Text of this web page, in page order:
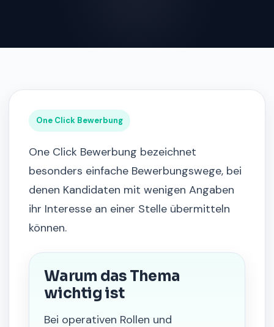
One Click Bewerbung
One Click Bewerbung bezeichnet
besonders einfache Bewerbungswege, bei
denen Kandidaten mit wenigen Angaben
ihr Interesse an einer Stelle übermitteln
können.
Warum das Thema
wichtig ist
Bei operativen Rollen und